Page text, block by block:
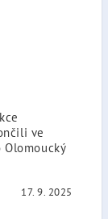
ve
17. 9. 2025